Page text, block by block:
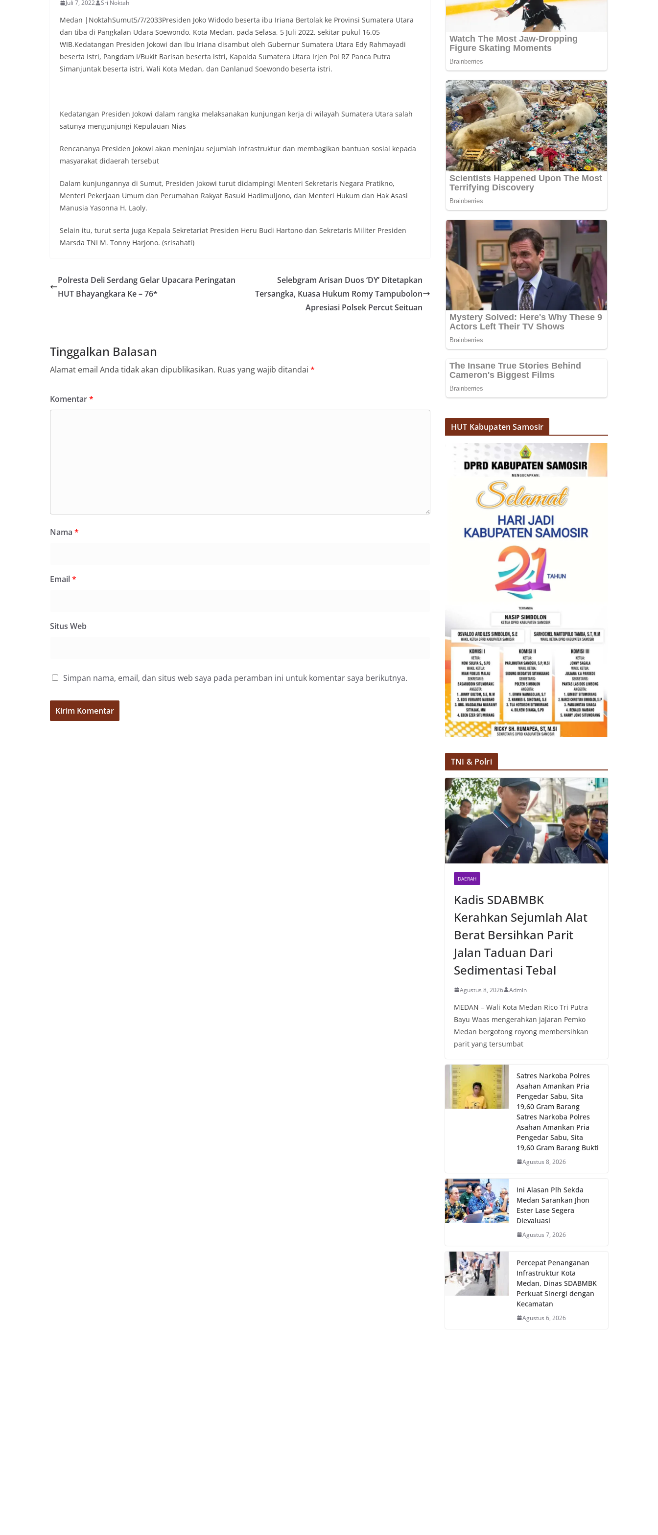
Juli 7, 2022 Sri Noktah
Medan |NoktahSumut5/7/2033Presiden Joko Widodo beserta ibu Iriana Bertolak ke Provinsi Sumatera Utara
dan tiba di Pangkalan Udara Soewondo, Kota Medan, pada Selasa, 5 Juli 2022, sekitar pukul 16.05
WIB.Kedatangan Presiden Jokowi dan Ibu Iriana disambut oleh Gubernur Sumatera Utara Edy Rahmayadi
beserta Istri, Pangdam I/Bukit Barisan beserta istri, Kapolda Sumatera Utara Irjen Pol RZ Panca Putra
Simanjuntak beserta istri, Wali Kota Medan, dan Danlanud Soewondo beserta istri.
Kedatangan Presiden Jokowi dalam rangka melaksanakan kunjungan kerja di wilayah Sumatera Utara salah
satunya mengunjungi Kepulauan Nias
Rencananya Presiden Jokowi akan meninjau sejumlah infrastruktur dan membagikan bantuan sosial kepada
masyarakat didaerah tersebut
Dalam kunjungannya di Sumut, Presiden Jokowi turut didampingi Menteri Sekretaris Negara Pratikno,
Menteri Pekerjaan Umum dan Perumahan Rakyat Basuki Hadimuljono, dan Menteri Hukum dan Hak Asasi
Manusia Yasonna H. Laoly.
Selain itu, turut serta juga Kepala Sekretariat Presiden Heru Budi Hartono dan Sekretaris Militer Presiden
Marsda TNI M. Tonny Harjono. (srisahati)
Polresta Deli Serdang Gelar Upacara Peringatan
HUT Bhayangkara Ke – 76*
Selebgram Arisan Duos ‘DY’ Ditetapkan
Tersangka, Kuasa Hukum Romy Tampubolon
Apresiasi Polsek Percut Seituan
Tinggalkan Balasan
Alamat email Anda tidak akan dipublikasikan. Ruas yang wajib ditandai *
Komentar*
Nama *
Email*
Situs Web
Simpan nama, email, dan situs web saya pada peramban ini untuk komentar saya berikutnya.
HUT Kabupaten Samosir
TNI & Polri
DAERAH
Kadis SDABMBK
Kerahkan Sejumlah Alat
Berat Bersihkan Parit
Jalan Taduan Dari
Sedimentasi Tebal
Agustus 8, 2026 Admin
MEDAN – Wali Kota Medan Rico Tri Putra
Bayu Waas mengerahkan jajaran Pemko
Medan bergotong royong membersihkan
parit yang tersumbat
Satres Narkoba Polres
Asahan Amankan Pria
Pengedar Sabu, Sita
19,60 Gram Barang
Satres Narkoba Polres
Asahan Amankan Pria
Pengedar Sabu, Sita
19,60 Gram Barang Bukti
Agustus 8, 2026
Ini Alasan Plh Sekda
Medan Sarankan Jhon
Ester Lase Segera
Dievaluasi
Agustus 7, 2026
Percepat Penanganan
Infrastruktur Kota
Medan, Dinas SDABMBK
Perkuat Sinergi dengan
Kecamatan
Agustus 6, 2026